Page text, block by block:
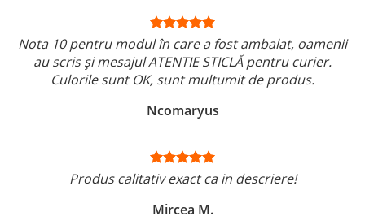
Nota 10 pentru modul în care a fost ambalat, oamenii
au scris și mesajul ATENTIE STICLĂ pentru curier.
Culorile sunt OK, sunt multumit de produs.
Ncomaryus
Produs calitativ exact ca in descriere!
Mircea M.